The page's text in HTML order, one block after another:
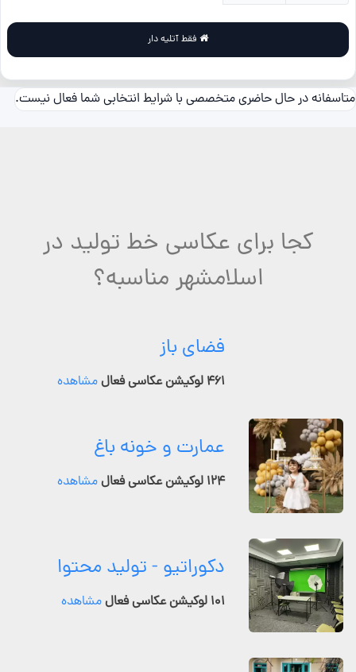
متاسفانه در حال حاضری متخصصی با شرایط انتخابی شما فعال نیست.
کجا برای عکاسی خط تولید در
اسلامشهر مناسبه؟
فضای باز
۴۶۱ لوکیشن عکاسی فعال مشاهده
عمارت و خونه باغ
۱۲۴ لوکیشن عکاسی فعال مشاهده
دکوراتیو - تولید محتوا
۱۰۱ لوکیشن عکاسی فعال مشاهده